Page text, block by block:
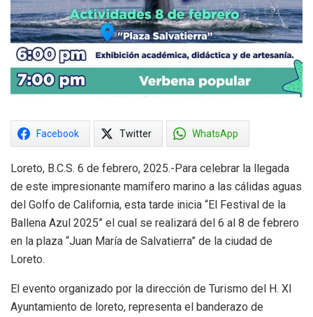
Facebook Twitter WhatsApp
Loreto, B.C.S. 6 de febrero, 2025.-Para celebrar la llegada
de este impresionante mamífero marino a las cálidas aguas
del Golfo de California, esta tarde inicia “El Festival de la
Ballena Azul 2025” el cual se realizará del 6 al 8 de febrero
en la plaza “Juan María de Salvatierra” de la ciudad de
Loreto.
El evento organizado por la dirección de Turismo del H. XI
Ayuntamiento de loreto, representa el banderazo de